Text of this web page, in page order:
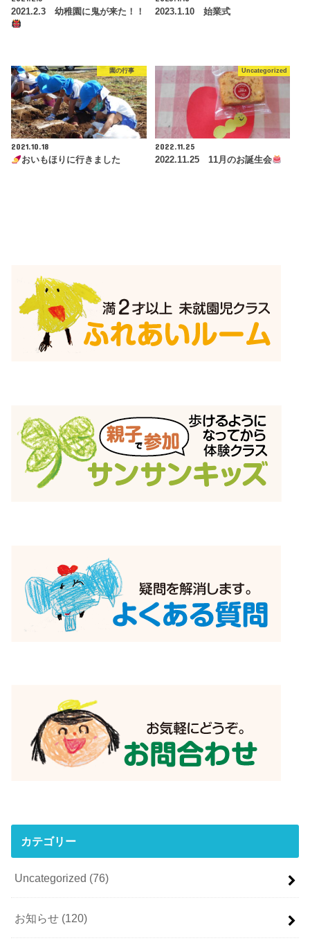
2021.2.3 幼稚園に鬼が来た！！
2023.1.10 始業式
園の行事
2021.10.18
おいもほりに行きました
Uncategorized
2022.11.25
2022.11.25 11月のお誕生会
カテゴリー
Uncategorized (76)
お知らせ (120)